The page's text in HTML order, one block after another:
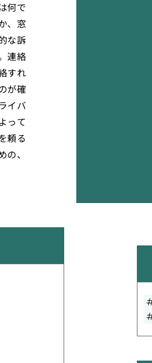
何で
、窓
な訴
連絡
すれ
が確
イバ
って
頼る
、